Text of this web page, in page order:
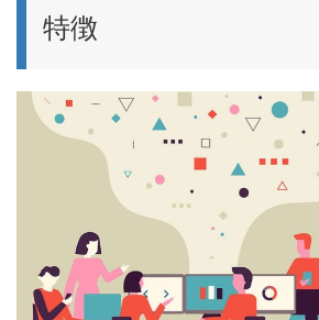
特徴